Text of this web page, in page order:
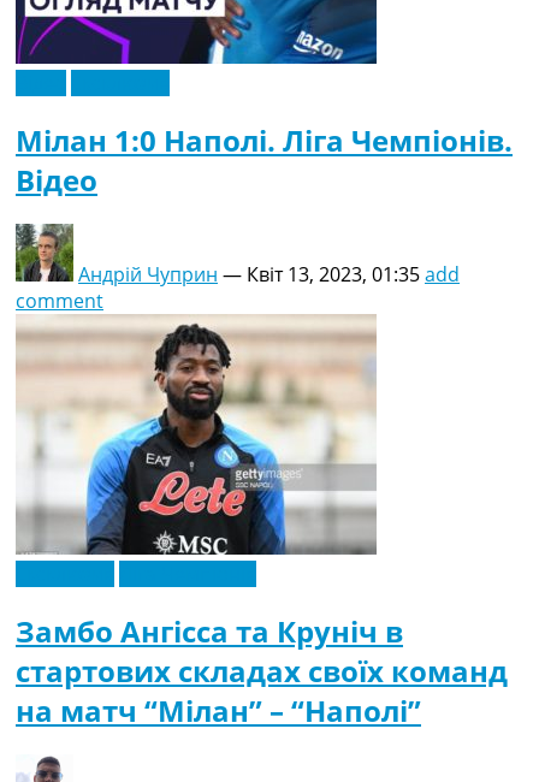
Мілан 1:0 Наполі. Ліга Чемпіонів.
Відео
Андрій Чуприн — Квіт 13, 2023, 01:35add
comment
Замбо Ангісса та Круніч в
стартових складах своїх команд
на матч “Мілан” – “Наполі”